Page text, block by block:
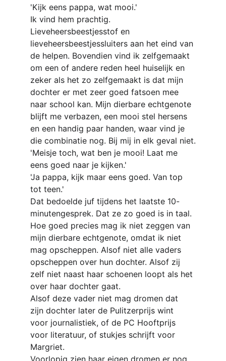
'Kijk eens pappa, wat mooi.'
Ik vind hem prachtig.
Lieveheersbeestjesstof en
lieveheersbeestjessluiters aan het eind van
de helpen. Bovendien vind ik zelfgemaakt
om een of andere reden heel huiselijk en
zeker als het zo zelfgemaakt is dat mijn
dochter er met zeer goed fatsoen mee
naar school kan. Mijn dierbare echtgenote
blijft me verbazen, een mooi stel hersens
en een handig paar handen, waar vind je
die combinatie nog. Bij mij in elk geval niet.
'Meisje toch, wat ben je mooi! Laat me
eens goed naar je kijken.'
'Ja pappa, kijk maar eens goed. Van top
tot teen.'
Dat bedoelde juf tijdens het laatste 10-
minutengesprek. Dat ze zo goed is in taal.
Hoe goed precies mag ik niet zeggen van
mijn dierbare echtgenote, omdat ik niet
mag opscheppen. Alsof niet alle vaders
opscheppen over hun dochter. Alsof zij
zelf niet naast haar schoenen loopt als het
over haar dochter gaat.
Alsof deze vader niet mag dromen dat
zijn dochter later de Pulitzerprijs wint
voor journalistiek, of de PC Hooftprijs
voor literatuur, of stukjes schrijft voor
Margriet.
Voorlopig zien haar eigen dromen er nog